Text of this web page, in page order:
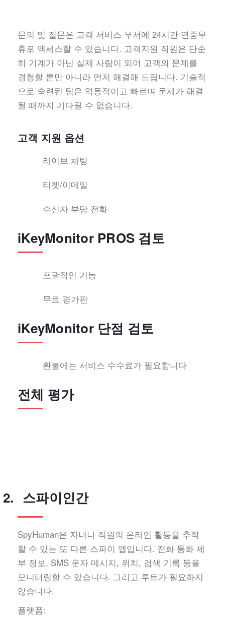
문의 및 질문은 고객 서비스 부서에 24시간 연중무
휴로 액세스할 수 있습니다. 고객지원 직원은 단순
히 기계가 아닌 실제 사람이 되어 고객의 문제를
경청할 뿐만 아니라 먼저 해결해 드립니다. 기술적
으로 숙련된 팀은 역동적이고 빠르며 문제가 해결
될 때까지 기다릴 수 없습니다.
고객 지원 옵션
라이브 채팅
티켓/이메일
수신자 부담 전화
iKeyMonitor PROS 검토
포괄적인 기능
무료 평가판
iKeyMonitor 단점 검토
환불에는 서비스 수수료가 필요합니다
전체 평가
스파이인간
SpyHuman은 자녀나 직원의 온라인 활동을 추적
할 수 있는 또 다른 스파이 앱입니다. 전화 통화 세
부 정보, SMS 문자 메시지, 위치, 검색 기록 등을
모니터링할 수 있습니다. 그리고 루트가 필요하지
않습니다.
플랫폼: